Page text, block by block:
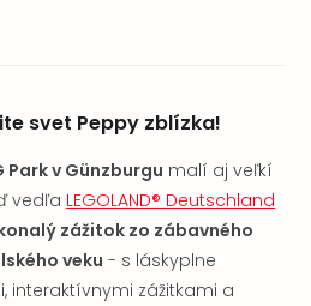
svet Peppy zblízka!
Park v Günzburgu malí aj veľkí
vedľa LEGOLAND® Deutschland
zážitok zo zábavného
veku - s láskyplne
interaktívnymi zážitkami a